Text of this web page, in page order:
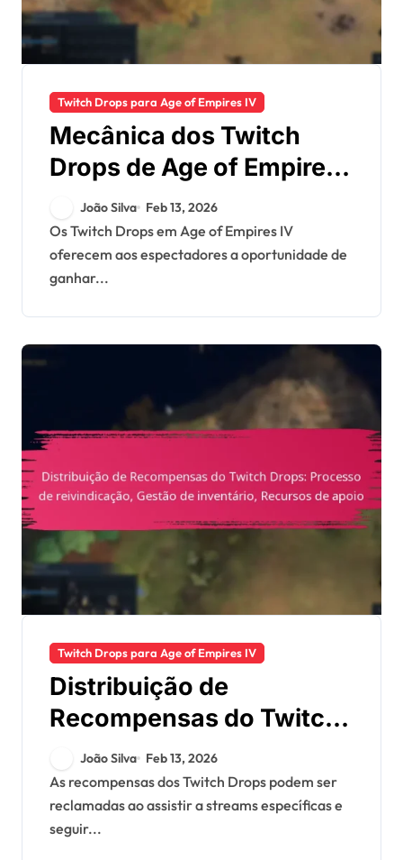
Twitch Drops para Age of Empires IV
Mecânica dos Twitch
Drops de Age of Empires
IV: Como funcionam os
drops, Engajamento dos
espectadores, Níveis de
recompensa
João Silva Feb 13, 2026
Os Twitch Drops em Age of Empires IV
oferecem aos espectadores a oportunidade de
ganhar...
Twitch Drops para Age of Empires IV
Distribuição de
Recompensas do Twitch
Drops: Processo de
reivindicação, Gestão de
inventário, Recursos de
apoio
João Silva Feb 13, 2026
As recompensas dos Twitch Drops podem ser
reclamadas ao assistir a streams específicas e
seguir...